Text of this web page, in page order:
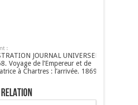
:
JOURNAL UNIVERSEL
Voyage de l’Empereur et de
à Chartres : l’arrivée. 1869
relation